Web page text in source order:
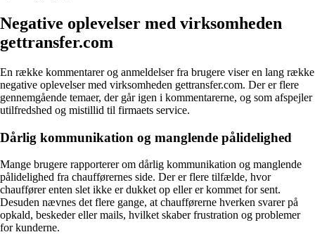
Negative oplevelser med virksomheden
gettransfer.com
En række kommentarer og anmeldelser fra brugere viser en lang række
negative oplevelser med virksomheden gettransfer.com. Der er flere
gennemgående temaer, der går igen i kommentarerne, og som afspejler
utilfredshed og mistillid til firmaets service.
Dårlig kommunikation og manglende pålidelighed
Mange brugere rapporterer om dårlig kommunikation og manglende
pålidelighed fra chaufførernes side. Der er flere tilfælde, hvor
chauffører enten slet ikke er dukket op eller er kommet for sent.
Desuden nævnes det flere gange, at chaufførerne hverken svarer på
opkald, beskeder eller mails, hvilket skaber frustration og problemer
for kunderne.